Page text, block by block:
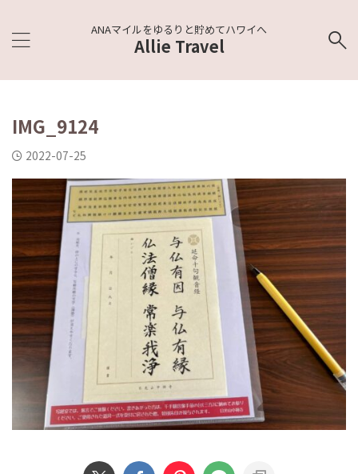
ANAマイルをゆるりと貯めてハワイへ
Allie Travel
IMG_9124
2022-07-25